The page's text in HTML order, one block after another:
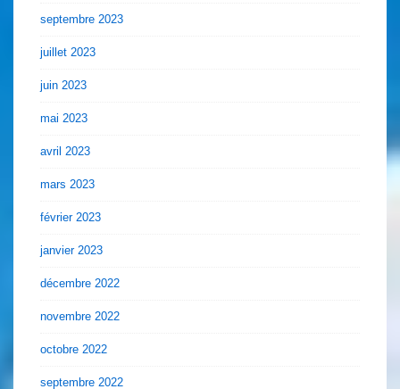
septembre 2023
juillet 2023
juin 2023
mai 2023
avril 2023
mars 2023
février 2023
janvier 2023
décembre 2022
novembre 2022
octobre 2022
septembre 2022